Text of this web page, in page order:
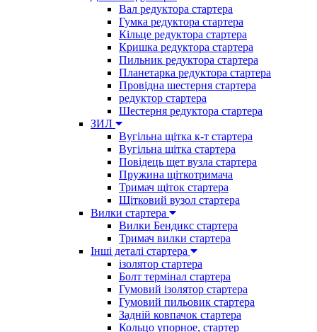
Вал редуктора стартера
Гумка редуктора стартера
Кільце редуктора стартера
Кришка редуктора стартера
Пильник редуктора стартера
Планетарка редуктора стартера
Провідна шестерня стартера
редуктор стартера
Шестерня редуктора стартера
ЗИЛ
Вугільна щітка к-т стартера
Вугільна щітка стартера
Повідець щет вузла стартера
Пружина щіткотримача
Тримач щіток стартера
Щітковий вузол стартера
Вилки стартера
Вилки Бендикс стартера
Тримач вилки стартера
Інші деталі стартера
ізолятор стартера
Болт термінал стартера
Гумовий ізолятор стартера
Гумовий пильовик стартера
Задній ковпачок стартера
Кольцо упорное, стартер